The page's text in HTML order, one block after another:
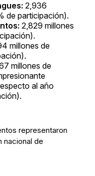
2,936
de participación).
2,829 millones
millones de
millones de
al año
representaron
nacional de